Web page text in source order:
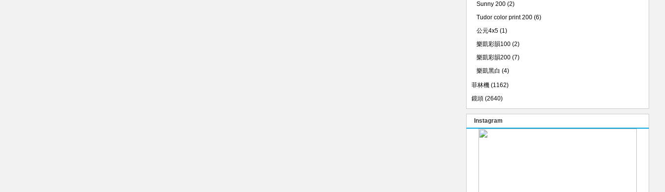
Sunny 200 (2)
Tudor color print 200 (6)
公元4x5 (1)
樂凱彩韻100 (2)
樂凱彩韻200 (7)
樂凱黑白 (4)
菲林機 (1162)
鏡頭 (2640)
Instagram